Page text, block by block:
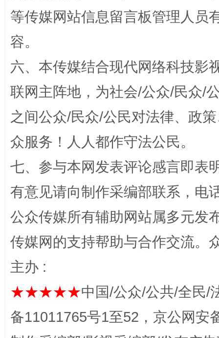
扯下公款旅游的“隐身衣” 如何以
“蜀中异人”王建安的艺术幻境
等传媒网站信息留言板管理人员
容。
六、本传媒结合现代网络科技影
联网主阵地，为社会/公众/民众/
之间公众/民众/公民对法律、政
众服务！人人都作守法公民。
七、参与本网发表评论感言即表
有意见请向制作采编部联系，电
公众传媒所有辅助网站属多元发
传媒网的支持帮助与合作交流。
主办 :
★★★★★中国/公众/公共/全民/
备11011765号1至52，京公网安